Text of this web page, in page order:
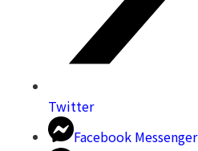
Twitter
Facebook Messenger